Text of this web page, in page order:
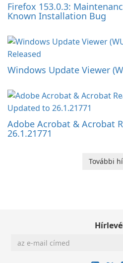
Firefox 153.0.3:
Known Installation Bug
Windows Update Viewer
Adobe Acrobat & Acrobat
26.1.21771
További